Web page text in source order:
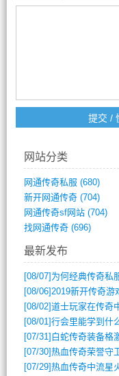
网站分类
网通传奇私服 (680)
新开网通传奇(704)
网通传奇sf网站(704)
找网通传奇(696)
最新发布
[08/07] 为何经典传奇私服如此
[08/06]2019新开传奇游戏，
[08/02]道士玩家在传奇中
[08/01]行会里能学到什么
[07/31] 白蛇传奇装备格激活任务
[07/30]热血传奇荣誉守卫死神弑
[07/29]热血传奇中流星火雨技能